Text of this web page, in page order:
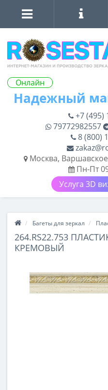
Онлайн
+7 (495)
79772982557
8 (800)
Москва,
Пн-Пт
Услуга 3D
Багеты для зеркал
264.RS22.753
КРЕМОВЫЙ